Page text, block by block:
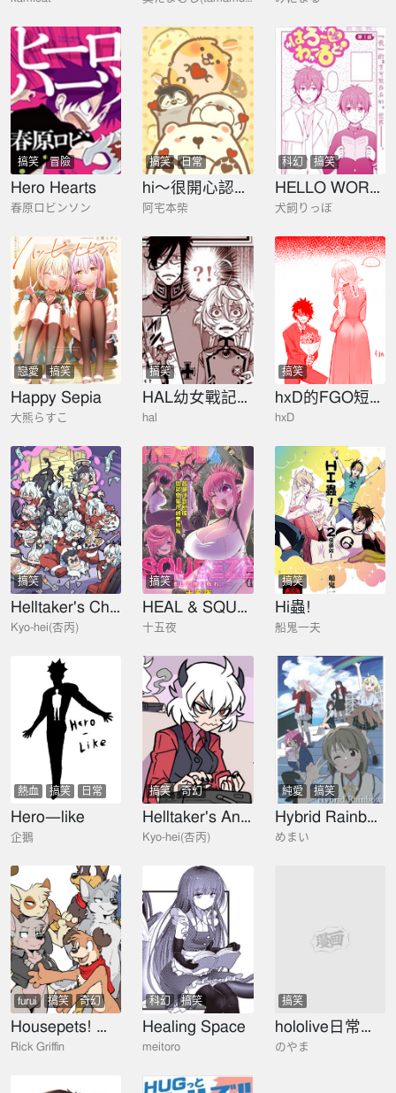
搞笑 冒險
Hero Hearts
春原ロビンソン
搞笑 日常
hi～很開心認識你
阿宅本柴
科幻 搞笑
HELLO WORLD外傳
犬飼りっぽ
戀愛 搞笑
Happy Sepia
大熊らすこ
搞笑
HAL幼女戰記短篇集
hal
搞笑
hxD的FGO短篇合集
hxD
搞笑
Helltaker's Christmas
Kyo-hei(杏丙)
搞笑
HEAL & SQUEEZE 療癒並榨乾吧！
十五夜
搞笑
Hi蟲!
船鬼一夫
熱血 搞笑 日常
Hero—like
企鵝
搞笑 奇幻
Helltaker's Angel impact
Kyo-hei(杏丙)
純愛 搞笑
Hybrid Rainbow
めまい
furui 搞笑 奇幻
Housepets! 聖誕節特別篇
Rick Griffin
科幻 搞笑
Healing Space
meitoro
搞笑
hololive日常小漫畫
のやま